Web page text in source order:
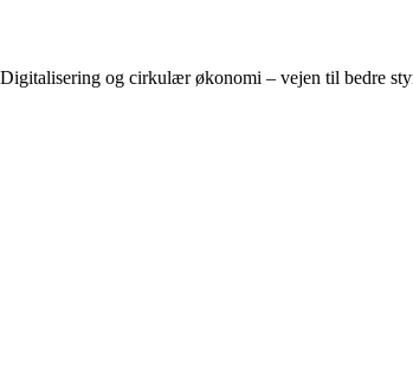
Digitalisering og cirkulær økonomi – vejen til bedre